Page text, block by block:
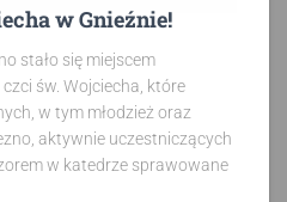
w Gnieźnie!
stało się miejscem
św. Wojciecha, które
w tym młodzież oraz
aktywnie uczestniczących
w katedrze sprawowane